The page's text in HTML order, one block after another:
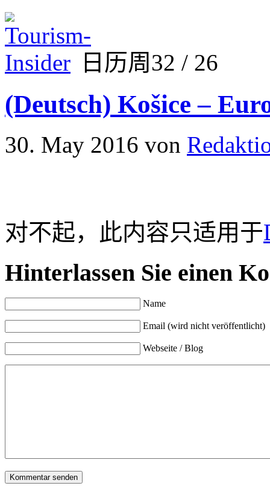
日历周32 / 26
(Deutsch) Košice –
30. May 2016 von
对不起，此内容只适用于
Hinterlassen Sie einen
Name
Email (wird nicht veröffentlicht)
Webseite / Blog